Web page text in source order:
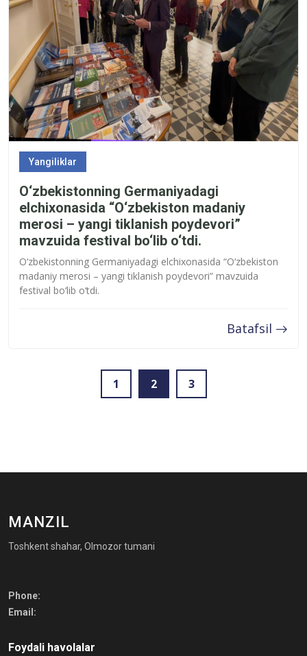
Yangiliklar
O‘zbekistonning Germaniyadagi
elchixonasida “O‘zbekiston madaniy
merosi – yangi tiklanish poydevori”
mavzuida festival bo‘lib o‘tdi.
O‘zbekistonning Germaniyadagi elchixonasida “O‘zbekiston
madaniy merosi – yangi tiklanish poydevori” mavzuida
festival bo‘lib o‘tdi.
Batafsil
1 2 3
MANZIL
Toshkent shahar, Olmozor tumani
Phone:
Email:
Foydali havolalar